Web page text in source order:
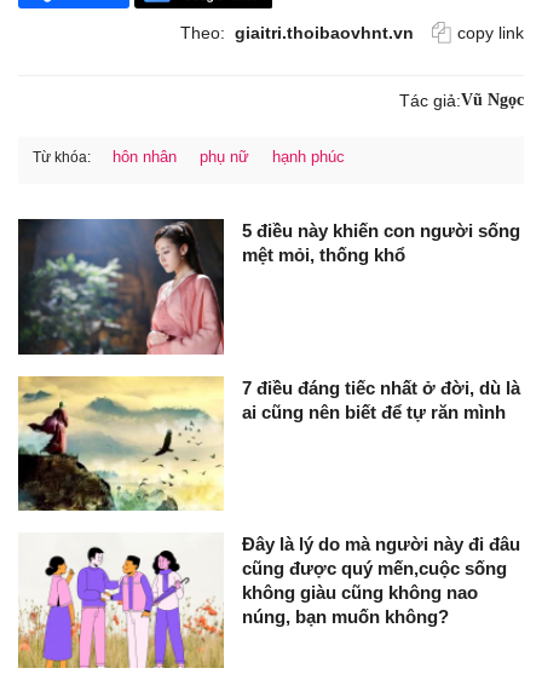
Theo: giaitri.thoibaovhnt.vn copy link
Tác giả:Vũ Ngọc
Từ khóa: hôn nhân phụ nữ hạnh phúc
5 điều này khiến con người sống
mệt mỏi, thống khổ
7 điều đáng tiếc nhất ở đời, dù là
ai cũng nên biết để tự răn mình
Đây là lý do mà người này đi đâu
cũng được quý mến,cuộc sống
không giàu cũng không nao
núng, bạn muốn không?